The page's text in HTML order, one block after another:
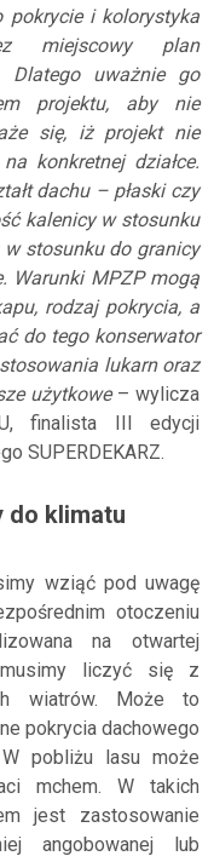
pokrycie i kolorystyka
miejscowy plan
Dlatego uważnie go
projektu, aby nie
się, iż projekt nie
konkretnej działce.
dachu – płaski czy
kalenicy w stosunku
w stosunku do granicy
Warunki MPZP mogą
rodzaj pokrycia, a
do tego konserwator
lukarn oraz
użytkowe – wylicza
finalista III edycji
SUPERDEKARZ.
do klimatu
wziąć pod uwagę
otoczeniu
na otwartej
liczyć się z
wiatrów. Może to
pokrycia dachowego
W pobliżu lasu może
mchem. W takich
jest zastosowanie
angobowanej lub